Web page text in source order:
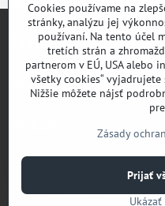
Lyžiarsky klub
Športový klub
©
Predvoľby súkromia
Cookies používame na
stránky, analýzu jej
používaní. Na tento účel
tretích strán a
partnerom v EÚ, USA alebo
všetky cookies“
Nižšie môžete nájsť
Zásady
Prijať